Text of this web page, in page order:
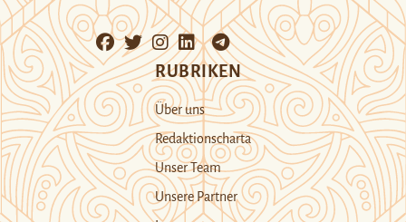
RUBRIKEN
Über uns
Redaktionscharta
Unser Team
Unsere Partner